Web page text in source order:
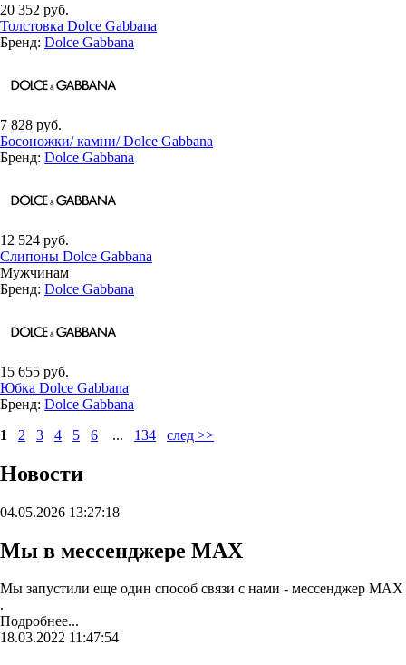
20 352 руб.
Толстовка Dolce Gabbana
Бренд: Dolce Gabbana
7 828 руб.
Босоножки/ камни/ Dolce Gabbana
Бренд: Dolce Gabbana
12 524 руб.
Слипоны Dolce Gabbana
Мужчинам
Бренд: Dolce Gabbana
15 655 руб.
Юбка Dolce Gabbana
Бренд: Dolce Gabbana
1
2 3 4 5 6 ... 134 след >>
Новости
04.05.2026 13:27:18
Мы в мессенджере MAX
Мы запустили еще один способ связи с нами - мессенджер MAX
.
Подробнее...
18.03.2022 11:47:54